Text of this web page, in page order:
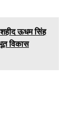
शहीद ऊधम सिंह
विकास